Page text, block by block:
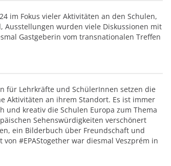
im Fokus vieler Aktivitäten an den Schulen,
Ausstellungen wurden viele Diskussionen mit
Gastgeberin vom transnationalen Treffen
für Lehrkräfte und SchülerInnen setzen die
Aktivitäten an ihrem Standort. Es ist immer
kreativ die Schulen Europa zum Thema
Sehenswürdigkeiten verschönert
ein Bilderbuch über Freundschaft und
#EPAStogether war diesmal Veszprém in